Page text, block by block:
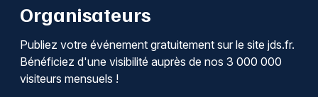
Organisateurs
Publiez votre événement gratuitement sur le site jds.fr.
Bénéficiez d'une visibilité auprès de nos 3 000 000
visiteurs mensuels !